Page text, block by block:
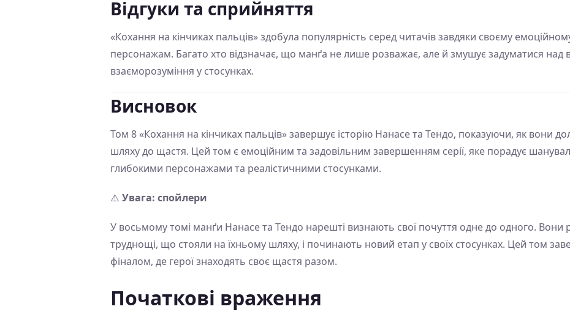
Відгуки та сприйняття
«Кохання на кінчиках пальців» здобула популярність серед читачів завдяки своєму
персонажам. Багато хто відзначає, що манґа не лише розважає, але й змушує задуматися над
взаєморозуміння у стосунках.
Висновок
Том 8 «Кохання на кінчиках пальців» завершує історію Нанасе та Тендо, показуючи, як вони
шляху до щастя. Цей том є емоційним та задовільним завершенням серії, яке порадує
глибокими персонажами та реалістичними стосунками.
⚠️ Увага: спойлери
У восьмому томі манґи Нанасе та Тендо нарешті визнають свої почуття одне до одного. Вони
труднощі, що стояли на їхньому шляху, і починають новий етап у своїх стосунках. Цей том
фіналом, де герої знаходять своє щастя разом.
Початкові враження